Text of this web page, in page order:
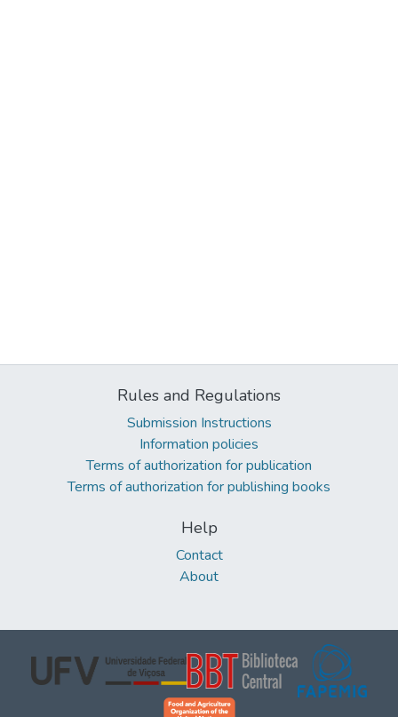
Rules and Regulations
Submission Instructions
Information policies
Terms of authorization for publication
Terms of authorization for publishing books
Help
Contact
About